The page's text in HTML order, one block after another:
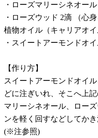
・ローズマリーシネオー
・ローズウッド 2滴 （心
植物オイル（キャリアオイ
・スイートアーモンドオイ
【作り方】
スイートアーモンドオイ
どに注ぎいれ、そこへ上
マリーシネオール、ロー
ンを軽く回すなどしてか
(※注参照)